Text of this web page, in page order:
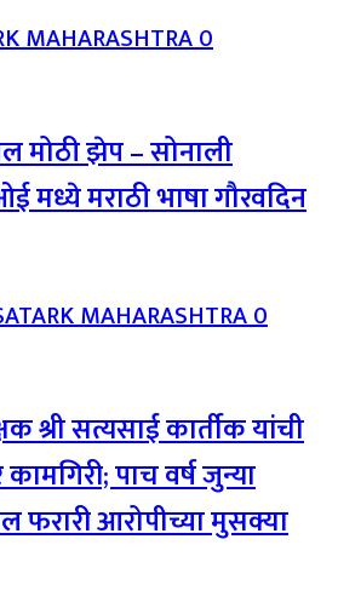
MAHARASHTRA0
मोठी झेप – सोनाली
मध्ये मराठी भाषा गौरवदिन
MAHARASHTRA0
श्री सत्यसाई कार्तीक यांची
पाच वर्ष जुन्या
फरारी आरोपीच्या मुसक्या